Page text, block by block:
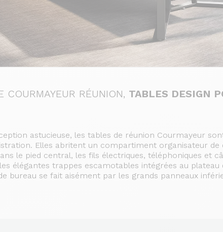
COURMAYEUR RÉUNION, TABLES DESIGN
astucieuse, les tables de réunion Courmayeur
Elles abritent un compartiment organisateur de
le pied central, les fils électriques, téléphoniques et
élégantes trappes escamotables intégrées au plateau
bureau se fait aisément par les grands panneaux